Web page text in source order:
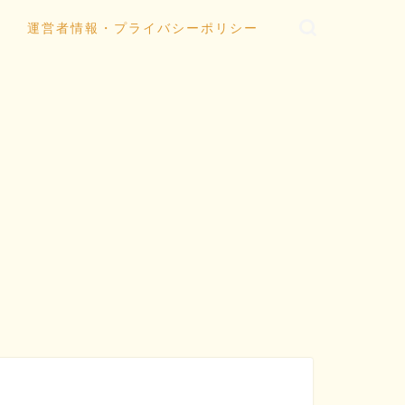
運営者情報・プライバシーポリシー